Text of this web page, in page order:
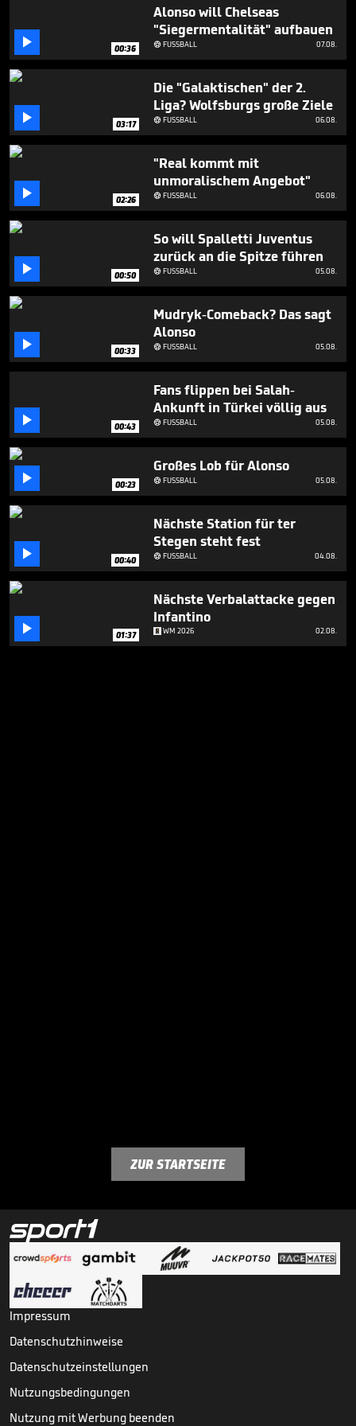
 00:36
Alonso will Chelseas
"Siegermentalität" aufbauen
FUSSBALL 07.08.
 03:17
Die "Galaktischen" der 2.
Liga? Wolfsburgs große Ziele
FUSSBALL 06.08.
 02:26
"Real kommt mit
unmoralischem Angebot"
FUSSBALL 06.08.
 00:50
So will Spalletti Juventus
zurück an die Spitze führen
FUSSBALL 05.08.
 00:33
Mudryk-Comeback? Das sagt
Alonso
FUSSBALL 05.08.
 00:43
Fans flippen bei Salah-
Ankunft in Türkei völlig aus
FUSSBALL 05.08.
 00:23
Großes Lob für Alonso
FUSSBALL 05.08.
 00:40
Nächste Station für ter
Stegen steht fest
FUSSBALL 04.08.
 01:37
Nächste Verbalattacke gegen
Infantino
WM 2026 02.08.
ZUR STARTSEITE
Impressum
Datenschutzhinweise
Datenschutzeinstellungen
Nutzungsbedingungen
Nutzung mit Werbung beenden